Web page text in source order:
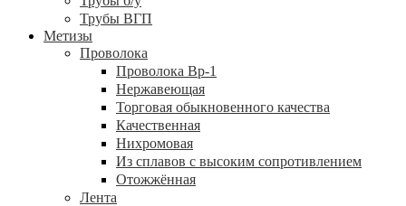
Трубы ВГП
Метизы
Проволока
Проволока Вр-1
Нержавеющая
Торговая обыкновенного качества
Качественная
Нихромовая
Из сплавов с высоким сопротивлением
Отожжённая
Лента